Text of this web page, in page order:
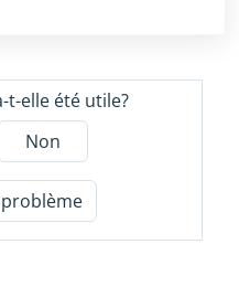
t-elle été utile?
Non